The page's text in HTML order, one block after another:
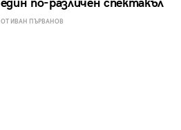
ОТ ИВАН ПЪРВАНОВ